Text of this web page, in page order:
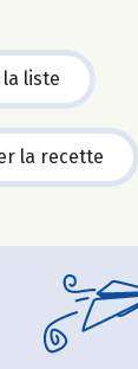
la liste
la recette